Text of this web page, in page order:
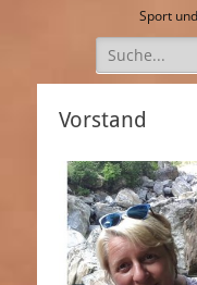
Sport
Suche
nach:
Vorstand